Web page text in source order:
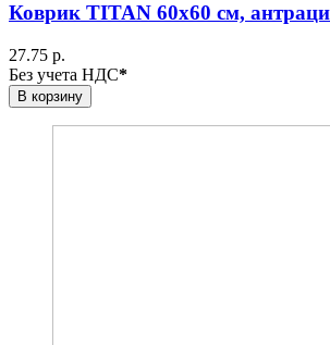
Коврик TITAN 60х60 см,
27.75 р.
Без учета НДС*
В корзину